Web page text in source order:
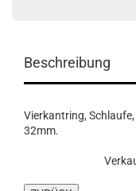
Beschreibung
Vierkantring,
32mm.